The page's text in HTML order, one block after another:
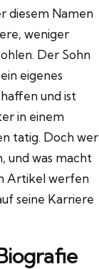
diesem Namen
weniger
Der Sohn
eigenes
und ist
in einem
tatig. Doch wer
und was macht
Artikel werfen
seine Karriere